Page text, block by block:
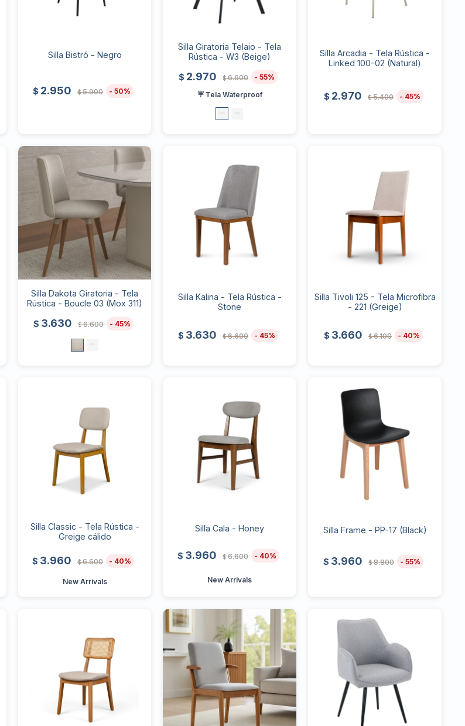
Silla Bistró - Negro
$ 2.950 $ 5.900 50
Silla Giratoria Telaio - Tela
Rústica - W3 (Beige)
$ 2.970 $ 6.600
55
☔ Tela Waterproof
Silla Arcadia - Tela Rústica -
Linked 100-02 (Natural)
$ 2.970 $ 5.400 45
Silla Dakota Giratoria - Tela
Rústica - Boucle 03 (Mox 311)
$ 3.630 $ 6.600 45
Silla Kalina - Tela Rústica -
Stone
$ 3.630 $ 6.600 45
Silla Tivoli 125 - Tela Microfibra
- 221 (Greige)
$ 3.660 $ 6.100 40
Silla Classic - Tela Rústica -
Greige cálido
$ 3.960 $ 6.600 40
New Arrivals
Silla Cala - Honey
$ 3.960 $ 6.600 40
New Arrivals
Silla Frame - PP-17 (Black)
$ 3.960 $ 8.800 55